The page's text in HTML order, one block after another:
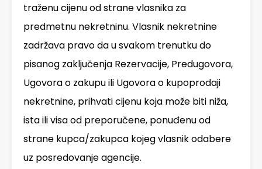
traženu cijenu od strane vlasnika za
predmetnu nekretninu. Vlasnik nekretnine
zadržava pravo da u svakom trenutku do
pisanog zaključenja Rezervacije, Predugovora,
Ugovora o zakupu ili Ugovora o kupoprodaji
nekretnine, prihvati cijenu koja može biti niža,
ista ili visa od preporučene, ponuđenu od
strane kupca/zakupca kojeg vlasnik odabere
uz posredovanje agencije.